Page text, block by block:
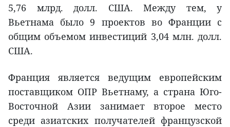
5,76 млрд. долл. США. Между тем, у
Вьетнама было 9 проектов во Франции с
общим объемом инвестиций 3,04 млн. долл.
США.
Франция является ведущим европейским
поставщиком ОПР Вьетнаму, а страна Юго-
Восточной Азии занимает второе место
среди азиатских получателей французской